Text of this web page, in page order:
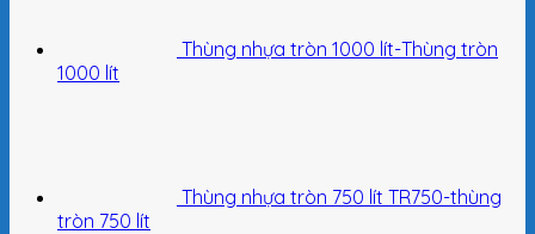
Thùng nhựa tròn 1000 lít-Thùng tròn
1000 lít
Thùng nhựa tròn 750 lít TR750-thùng
tròn 750 lít